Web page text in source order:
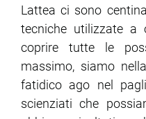
Lattea ci sono
tecniche utilizzate a
coprire tutte le
massimo, siamo
fatidico ago nel
scienziati che